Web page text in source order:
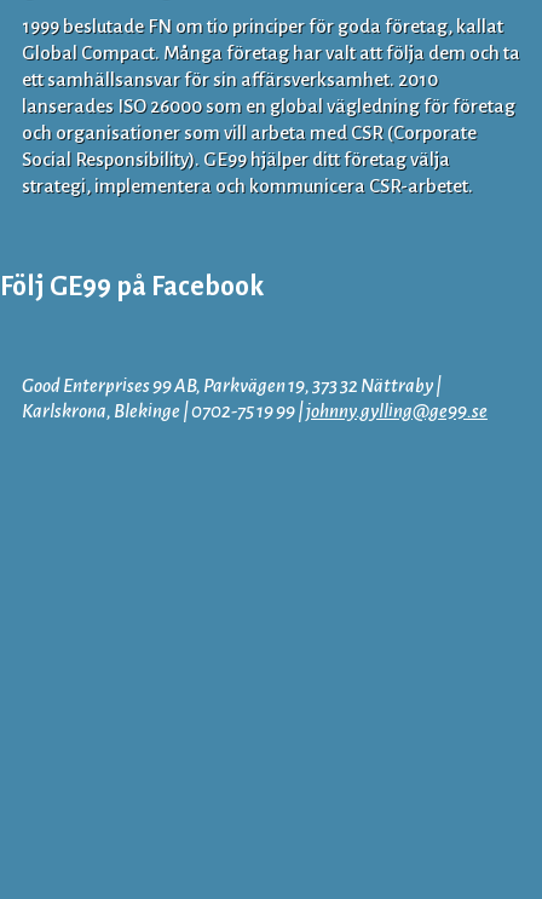
1999 beslutade FN om tio principer för goda företag, kallat
Global Compact. Många företag har valt att följa dem och ta
ett samhällsansvar för sin affärsverksamhet. 2010
lanserades ISO 26000 som en global vägledning för företag
och organisationer som vill arbeta med CSR (Corporate
Social Responsibility). GE99 hjälper ditt företag välja
strategi, implementera och kommunicera CSR-arbetet.
Följ GE99 på Facebook
Good Enterprises 99 AB, Parkvägen 19, 373 32 Nättraby |
Karlskrona, Blekinge | 0702-75 19 99 |johnny.gylling@ge99.se